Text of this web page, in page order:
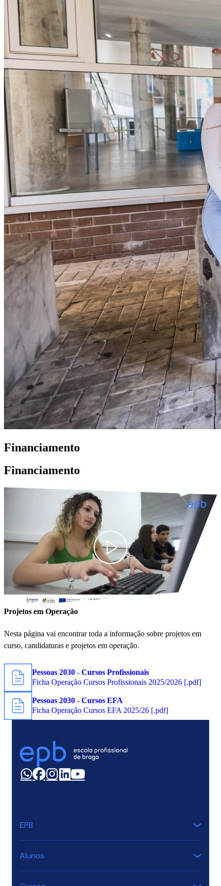
Técnico de Desenvolvimento de Software
(Programação e Sistemas Informáticos)
Técnico de Design de Comunicação Gráfica
Técnico de Eletrónica e Automação
Técnico de Mecatrónica Automóvel
Técnico de Obra (Planeamento e Coordenação de
Obra)
Técnico de Produção de Conteúdos Interativos
(Conteúdos Digitais, Gaming e Multimédia)
Técnico de Refrigeração e Climatização
Técnico de Secretariado Executivo
Técnico de Sistemas de Computação de Redes
(Computadores e Gestão de Redes)
contactos
candidaturas
Financiamento
Financiamento
Projetos em Operação
Nesta página vai encontrar toda a informação sobre projetos em
curso, candidaturas e projetos em operação.
Pessoas 2030 - Cursos Profissionais
Ficha Operação Cursos Profissionais 2025/2026 [.pdf]
Pessoas 2030 - Cursos EFA
Ficha Operação Cursos EFA 2025/26 [.pdf]
EPB
Alunos